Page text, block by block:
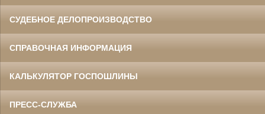
СУДЕБНОЕ ДЕЛОПРОИЗВОДСТВО
СПРАВОЧНАЯ ИНФОРМАЦИЯ
КАЛЬКУЛЯТОР ГОСПОШЛИНЫ
ПРЕСС-СЛУЖБА